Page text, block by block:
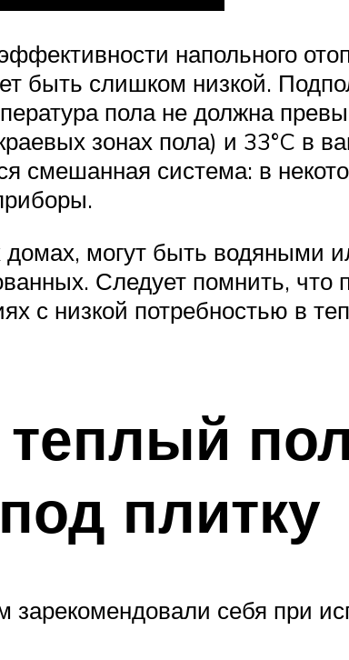
напольного
быть слишком низкой.
пола не должна
зонах пола) и 33°C в
смешанная система: в
могут быть водяными
Следует помнить, что
с низкой потребностью в
плитку
себя при